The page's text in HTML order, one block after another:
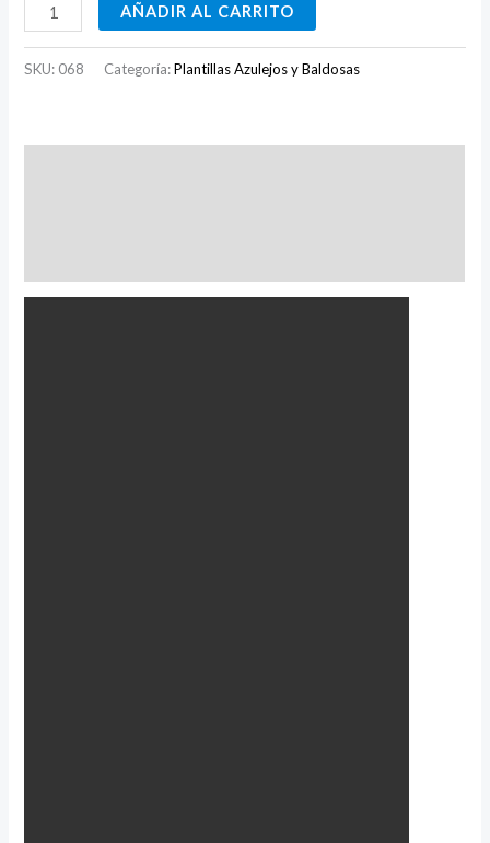
AÑADIR AL CARRITO
SKU: 068 Categoría:Plantillas Azulejos y Baldosas